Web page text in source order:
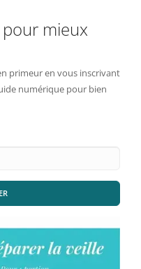
pour mieux
primeur en vous inscrivant
numérique pour bien